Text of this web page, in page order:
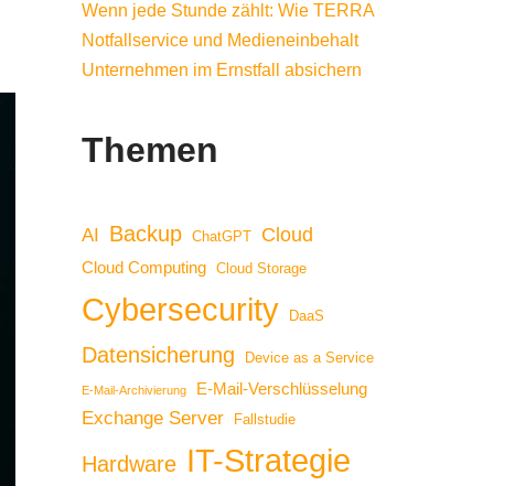
Wenn jede Stunde zählt: Wie TERRA
Notfallservice und Medieneinbehalt
Unternehmen im Ernstfall absichern
Themen
AI Backup ChatGPT Cloud
Cloud Computing Cloud Storage
Cybersecurity DaaS
Datensicherung Device as a Service
E-Mail-Archivierung E-Mail-Verschlüsselung
Exchange Server Fallstudie
Hardware IT-Strategie